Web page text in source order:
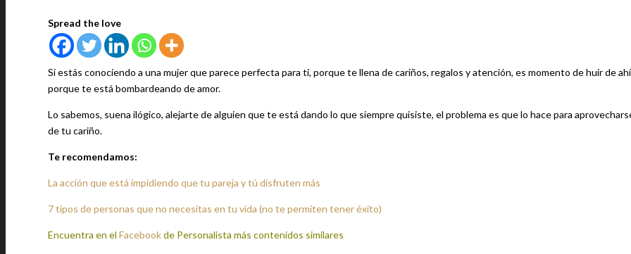
Spread the love
Si estás conociendo a una mujer que parece perfecta para ti, porque te llena de cariños, regalos y atención, es momento de huir de
porque te está bombardeando de amor.
Lo sabemos, suena ilógico, alejarte de alguien que te está dando lo que siempre quisiste, el problema es que lo hace para
de tu cariño.
Te recomendamos:
La acción que está impidiendo que tu pareja y tú disfruten más
7 tipos de personas que no necesitas en tu vida (no te permiten tener éxito)
Encuentra en el Facebookde Personalista más contenidos similares